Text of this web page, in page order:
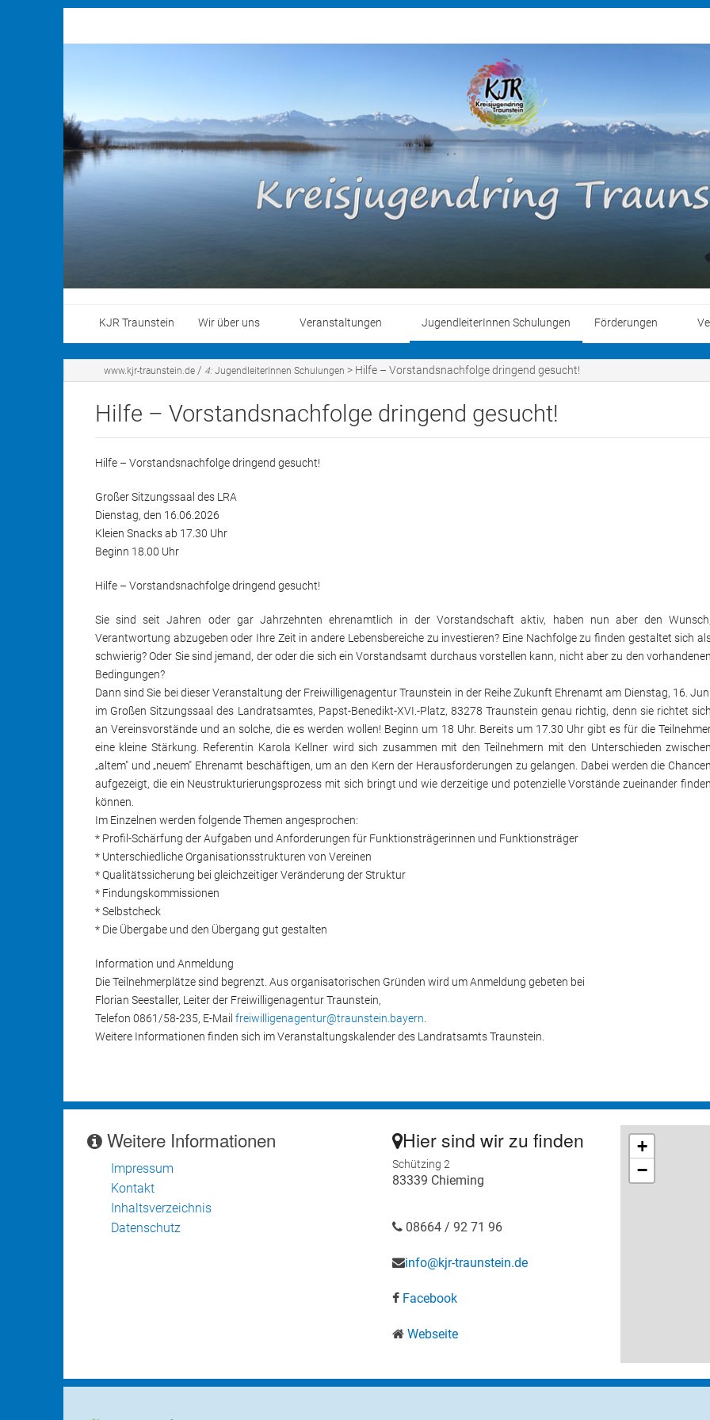
KJR Traunstein Wir über uns
Aufgaben und Ziele
Geschäftsstelle
Veranstaltungen
Bastelangebote
Freizeiten
JugendleiterInnen Schulungen Förderungen
Förderungen des KJR
www.kjr-traunstein.de / 4: JugendleiterInnen Schulungen > Hilfe – Vorstandsnachfolge dringend gesucht!
Hilfe – Vorstandsnachfolge dringend gesucht!
Hilfe – Vorstandsnachfolge dringend gesucht!
Großer Sitzungssaal des LRA
Dienstag, den 16.06.2026
Kleien Snacks ab 17.30 Uhr
Beginn 18.00 Uhr
Hilfe – Vorstandsnachfolge dringend gesucht!
Sie sind seit Jahren oder gar Jahrzehnten ehrenamtlich in der Vorstandschaft aktiv, haben nun aber den Wunsch,
Verantwortung abzugeben oder Ihre Zeit in andere Lebensbereiche zu investieren? Eine Nachfolge zu finden gestaltet sich
schwierig? Oder Sie sind jemand, der oder die sich ein Vorstandsamt durchaus vorstellen kann, nicht aber zu den vorhandenen
Bedingungen?
Dann sind Sie bei dieser Veranstaltung der Freiwilligenagentur Traunstein in der Reihe Zukunft Ehrenamt am Dienstag, 16. Juni
im Großen Sitzungssaal des Landratsamtes, Papst-Benedikt-XVI.-Platz, 83278 Traunstein genau richtig, denn sie richtet sich
an Vereinsvorstände und an solche, die es werden wollen! Beginn um 18 Uhr. Bereits um 17.30 Uhr gibt es für die
eine kleine Stärkung. Referentin Karola Kellner wird sich zusammen mit den Teilnehmern mit den Unterschieden zwischen
„altem" und „neuem" Ehrenamt beschäftigen, um an den Kern der Herausforderungen zu gelangen. Dabei werden die Chancen
aufgezeigt, die ein Neustrukturierungsprozess mit sich bringt und wie derzeitige und potenzielle Vorstände zueinander finden
können.
Im Einzelnen werden folgende Themen angesprochen:
* Profil-Schärfung der Aufgaben und Anforderungen für Funktionsträgerinnen und Funktionsträger
* Unterschiedliche Organisationsstrukturen von Vereinen
* Qualitätssicherung bei gleichzeitiger Veränderung der Struktur
* Findungskommissionen
* Selbstcheck
* Die Übergabe und den Übergang gut gestalten
Information und Anmeldung
Die Teilnehmerplätze sind begrenzt. Aus organisatorischen Gründen wird um Anmeldung gebeten bei
Florian Seestaller, Leiter der Freiwilligenagentur Traunstein,
Telefon 0861/58-235, E-Mail freiwilligenagentur@traunstein.bayern.
Weitere Informationen finden sich im Veranstaltungskalender des Landratsamts Traunstein.
Weitere Informationen
Impressum
Kontakt
Inhaltsverzeichnis
Datenschutz
Hier sind wir zu finden
Schützing 2
83339 Chieming
08664 / 92 71 96
info@kjr-traunstein.de
Facebook
Webseite
+
−